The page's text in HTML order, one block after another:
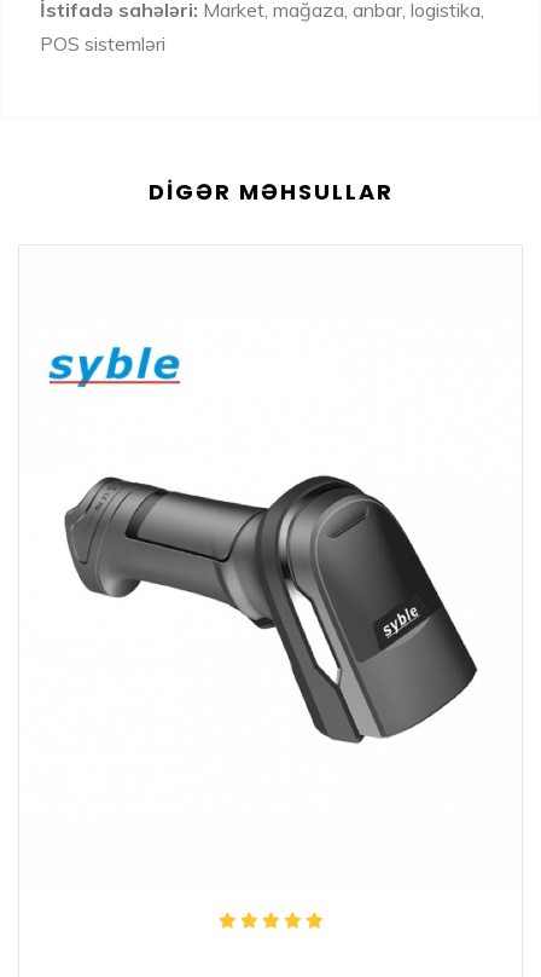
İstifadə sahələri: Market, mağaza, anbar, logistika,
POS sistemləri
DIGƏR MƏHSULLAR